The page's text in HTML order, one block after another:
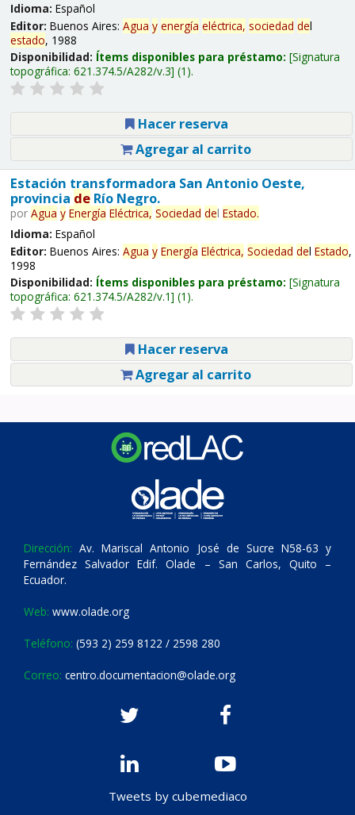
Idioma: Español
Editor: Buenos Aires: Agua y energía eléctrica, sociedad del
estado, 1988
Disponibilidad: Ítems disponibles para préstamo: Signatura
topográfica: 621.374.5/A282/v.3 (1).
Hacer reserva
Agregar al carrito
Estación transformadora San Antonio Oeste,
provincia deRío Negro.
por Agua y Energía Eléctrica, Sociedad del Estado.
Idioma: Español
Editor: Buenos Aires: Agua y Energía Eléctrica, Sociedad del Estado,
1998
Disponibilidad: Ítems disponibles para préstamo: Signatura
topográfica: 621.374.5/A282/v.1 (1).
Hacer reserva
Agregar al carrito
Dirección: Av. Mariscal Antonio José de Sucre N58-63 y
Fernández Salvador Edif. Olade – San Carlos, Quito –
Ecuador.
Web: www.olade.org
Teléfono: (593 2) 259 8122 / 2598 280
Correo: centro.documentacion@olade.org
Tweets by cubemediaco